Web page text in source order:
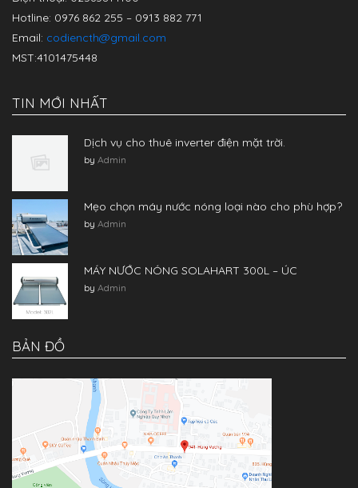
Hotline: 0976 862 255 – 0913 882 771
Email: codiencth@gmail.com
MST:4101475448
TIN MỚI NHẤT
Dịch vụ cho thuê inverter điện mặt trời.
by Admin
Mẹo chọn máy nước nóng loại nào cho phù hợp?
by Admin
MÁY NƯỚC NÓNG SOLAHART 300L – ÚC
by Admin
BẢN ĐỒ